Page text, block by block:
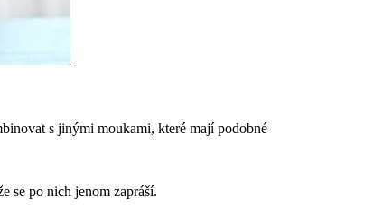
s jinými moukami, které mají podobné
se po nich jenom zapráší.